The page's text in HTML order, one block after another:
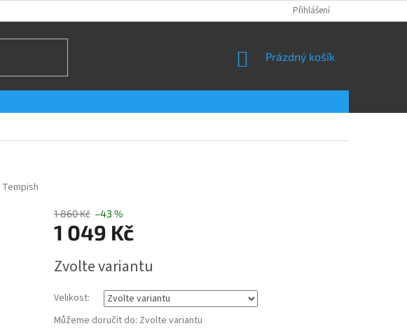
Přihlášení
NÁKUPNÍ
Prázdný košík
Tempish
1 860 Kč –43 %
1 049 Kč
cena:
Zvolte variantu
Velikost:
Můžeme doručit do: Zvolte variantu